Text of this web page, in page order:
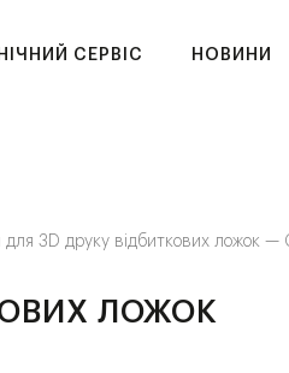
СЕРВІС НОВИНИ
3D друку відбиткових ложок —
ЛОЖОК